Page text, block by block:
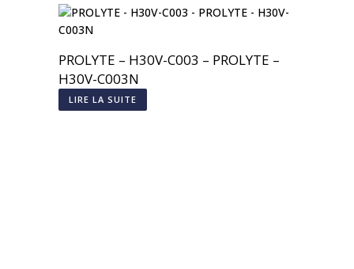
PROLYTE – H30V-C003 – PROLYTE –
H30V-C003N
LIRE LA SUITE